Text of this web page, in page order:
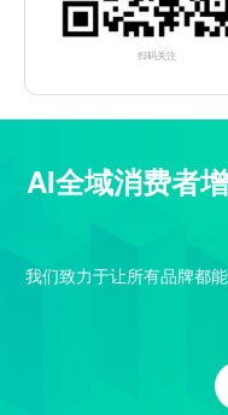
扫码关注
AI全域消费者
我们致力于让所有品牌都